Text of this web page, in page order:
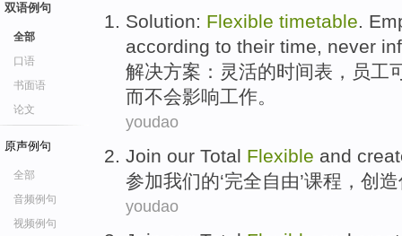
双语例句
全部
口语
书面语
论文
原声例句
全部
音频例句
视频例句
Solution: Flexible timetable.
according to their time, never
解决方案 ： 灵活的时间表 ， 员工
而不会影响工作。
youdao
Join our Total Flexible and
参加我们的‘完全自由’课程， 创造
youdao